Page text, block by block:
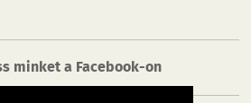
minket a Facebook-on